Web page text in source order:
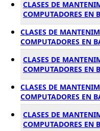
CLASES DE
COMPUTADORES EN
CLASES DE
COMPUTADORES EN
CLASES DE
COMPUTADORES EN
CLASES DE
COMPUTADORES EN
CLASES DE
COMPUTADORES EN